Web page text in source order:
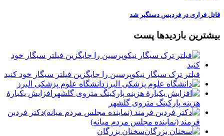
قاتل فراری در فردیس دستگیر شد
بیشترین بازدیدها پست
فیلتر ترک سیگار نیکوپرسین را جایگزین فیلتر سیگار خود کنید
دانشگاه علوم پزشکی البرز
افزایش یکبارۀ
هزینه پارکینگ متروی گلشهر
دكتر فردين
فرمند (نماينده مجلس مردم میانه)
سخنان بزرگان